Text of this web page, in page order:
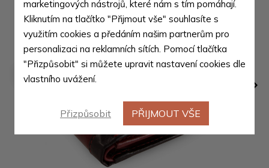
marketingových nástrojů, které nám s tím pomáhají.
Kliknutím na tlačítko "Přijmout vše" souhlasíte s
využitím cookies a předáním našim partnerům pro
personalizaci na reklamních sítích. Pomocí tlačítka
"Přizpůsobit" si můžete upravit nastavení cookies dle
vlastního uvážení.
Přizpůsobit PŘIJMOUT VŠE